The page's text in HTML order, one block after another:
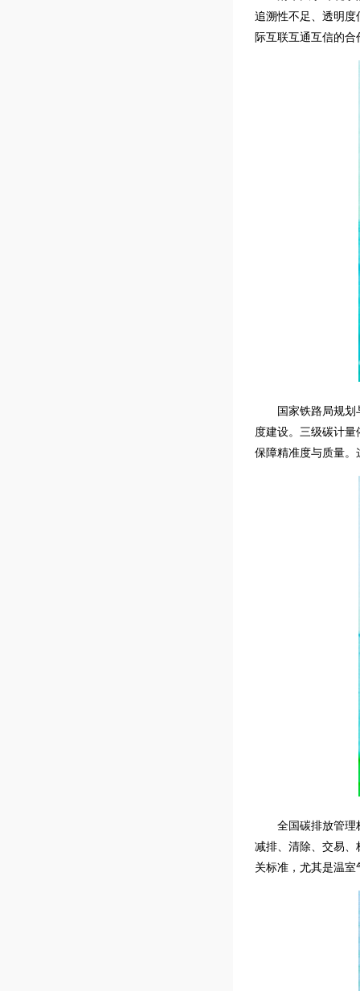
追溯性不足、透明
际互联互通互信的
国家铁路局规划
度建设。三级碳计
保障精准度与质量
全国碳排放管理
减排、清除、交易、
关标准，尤其是温